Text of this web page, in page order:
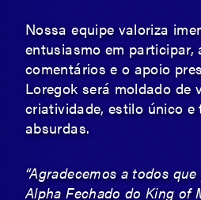
Nossa equipe valoriza
entusiasmo em participar,
comentários e o apoio
Loregok será moldado de
criatividade, estilo único
absurdas.
“Agradecemos a todos
Alpha Fechado do King of